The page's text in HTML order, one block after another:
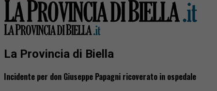
La Provincia di Biella
Incidente per don Giuseppe Papagni ricoverato in ospedale